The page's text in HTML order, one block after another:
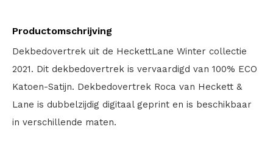
Productomschrijving
Dekbedovertrek uit de HeckettLane Winter collectie
2021. Dit dekbedovertrek is vervaardigd van 100% ECO
Katoen-Satijn. Dekbedovertrek Roca van Heckett &
Lane is dubbelzijdig digitaal geprint en is beschikbaar
in verschillende maten.